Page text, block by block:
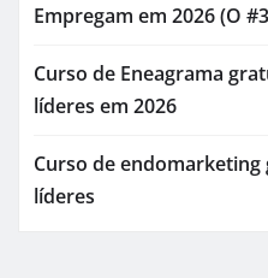
Empregam em 2026 (O
Curso de Eneagrama
líderes em 2026
Curso de
líderes